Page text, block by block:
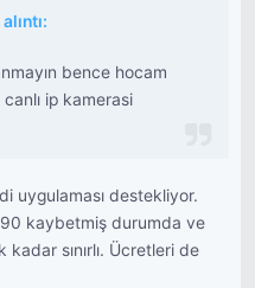
bence hocam
ip kamerasi
uygulaması destekliyor.
kaybetmiş durumda ve
sınırlı. Ücretleri de